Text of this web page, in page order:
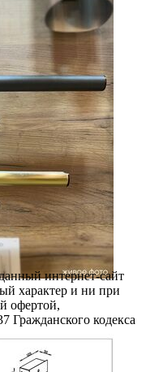
интернет-сайт
характер и ни при
офертой,
Гражданского кодекса